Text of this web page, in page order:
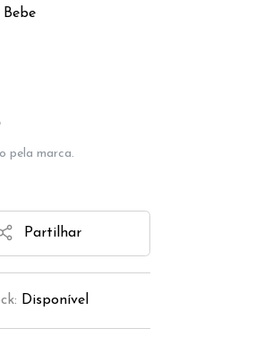
pela marca.
Partilhar
Disponível